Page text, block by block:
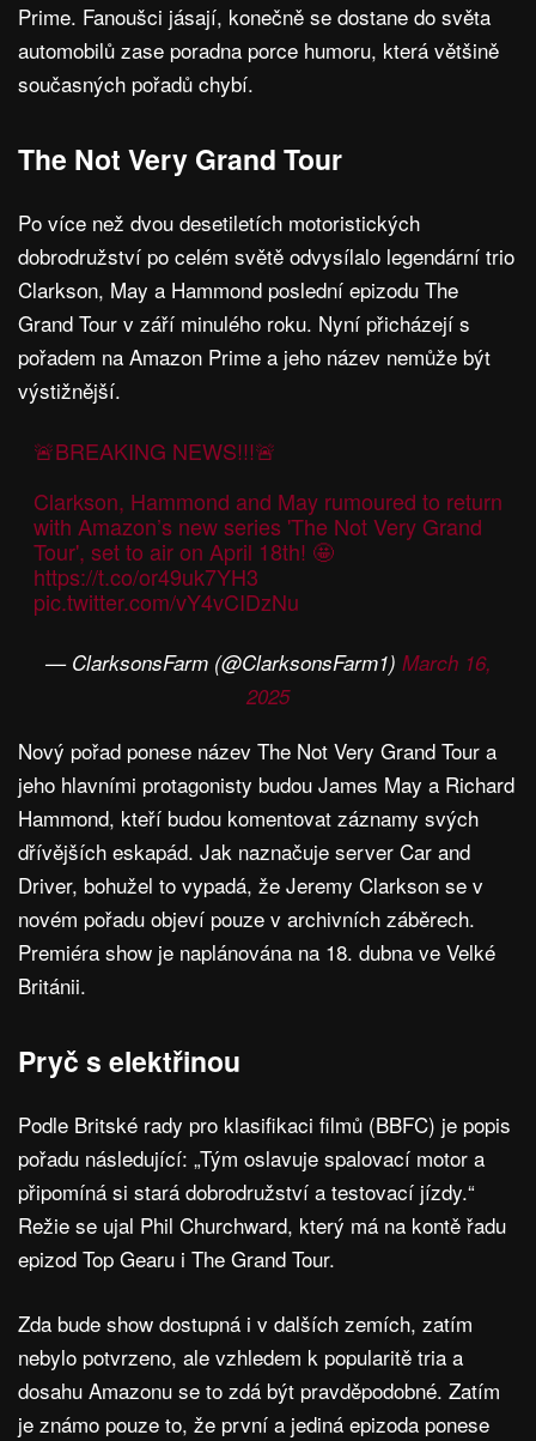
Prime. Fanoušci jásají, konečně se dostane do světa
automobilů zase poradna porce humoru, která většině
současných pořadů chybí.
The Not Very Grand Tour
Po více než dvou desetiletích motoristických
dobrodružství po celém světě odvysílalo legendární trio
Clarkson, May a Hammond poslední epizodu The
Grand Tour v září minulého roku. Nyní přicházejí s
pořadem na Amazon Prime a jeho název nemůže být
výstižnější.
🚨BREAKING NEWS!!!🚨
Clarkson, Hammond and May rumoured to return
with Amazon’s new series 'The Not Very Grand
Tour', set to air on April 18th! 🤩
https://t.co/or49uk7YH3
pic.twitter.com/vY4vCIDzNu
— ClarksonsFarm (@ClarksonsFarm1) March 16,
2025
Nový pořad ponese název The Not Very Grand Tour a
jeho hlavními protagonisty budou James May a Richard
Hammond, kteří budou komentovat záznamy svých
dřívějších eskapád. Jak naznačuje server Car and
Driver, bohužel to vypadá, že Jeremy Clarkson se v
novém pořadu objeví pouze v archivních záběrech.
Premiéra show je naplánována na 18. dubna ve Velké
Británii.
Pryč s elektřinou
Podle Britské rady pro klasifikaci filmů (BBFC) je popis
pořadu následující: „Tým oslavuje spalovací motor a
připomíná si stará dobrodružství a testovací jízdy.“
Režie se ujal Phil Churchward, který má na kontě řadu
epizod Top Gearu i The Grand Tour.
Zda bude show dostupná i v dalších zemích, zatím
nebylo potvrzeno, ale vzhledem k popularitě tria a
dosahu Amazonu se to zdá být pravděpodobné. Zatím
je známo pouze to, že první a jediná epizoda ponese